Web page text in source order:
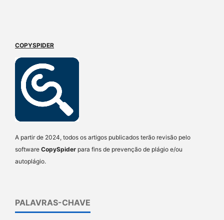
COPYSPIDER
A partir de 2024, todos os artigos publicados terão revisão pelo
software CopySpider para fins de prevenção de plágio e/ou
autoplágio.
PALAVRAS-CHAVE